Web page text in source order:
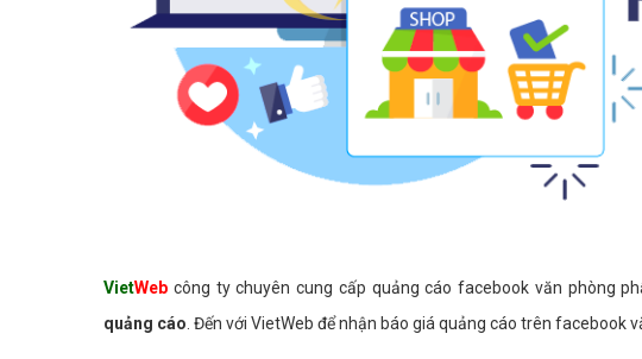
VietWeb công ty chuyên cung cấp quảng cáo facebook văn phòng
quảng cáo. Đến với VietWeb để nhận báo giá quảng cáo trên facebook